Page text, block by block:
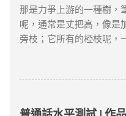
强大的加密和绕过审查功
安装VPN客户端 ：选择
户端。 连接到合适的服务
IP地址将被替换为VPN服
被加密，你可以自由访问
先检查服务器是否正常，
申請者需具備以下關鍵因
門檻 ：續簽需證明「穩
達200萬港幣以上（針對
強積金（MPF）記錄。
單」原則 ：需提供住址
證明 ：每年需在港居住至
那是力爭上游的一種樹，
呢，通常是丈把高，像是
旁枝；它所有的椏枝呢，
葉子也是片片向上，幾乎
它的皮，光滑而有銀色的
有碗來粗細罷，它卻努力